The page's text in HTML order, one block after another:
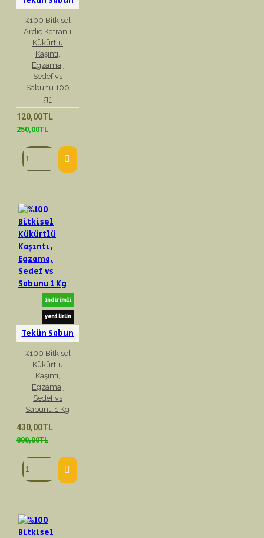
%100 Bitkisel
Ardıç Katranlı
Kükürtlü
Kaşıntı,
Egzama,
Sedef vs
Sabunu 100
gr
120,00TL
250,00TL
indirimli
yeni ürün
Tekün Sabun
%100 Bitkisel
Kükürtlü
Kaşıntı,
Egzama,
Sedef vs
Sabunu 1 Kg
430,00TL
800,00TL